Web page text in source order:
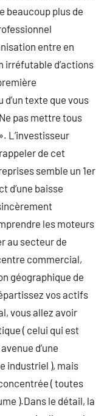
beaucoup plus de
entre en
irréfutable d’actions
texte que vous
pas mettre tous
L’investisseur
de cet
semble un 1er
d’une baisse
les moteurs
au secteur de
commercial,
géographique de
vos actifs
vous allez avoir
( celui qui est
d’une
industriel ), mais
( toutes
).Dans le détail, la